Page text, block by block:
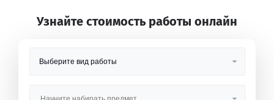
Узнайте стоимость работы онлайн